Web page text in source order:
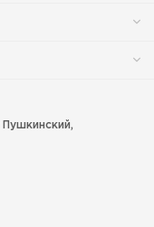
Пушкинский,